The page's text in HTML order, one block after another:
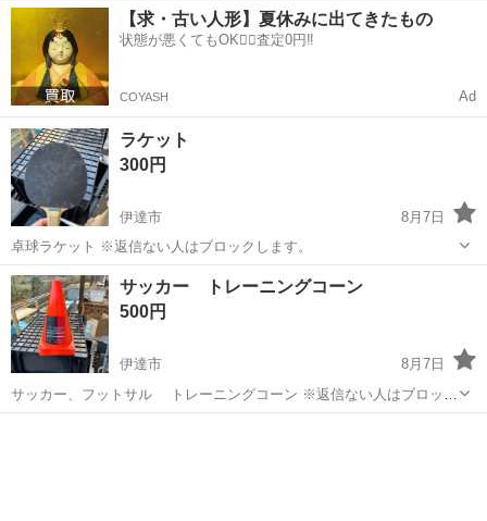
ト - 特徴: ポケット付き、光沢感のある素材 ウエ...
福島 いわき市 湯本駅 ゴルフ ブランド
【求・古い人形】夏休みに出てきたもの
状態が悪くてもOK🙆‍♀️査定0円‼️
COYASH Ad
ラケット
300円
伊達市
8月7日
卓球ラケット ※返信ない人はブロックします。
福島 伊達市 ラケット
サッカー トレーニングコーン
500円
伊達市
8月7日
サッカー、フットサル トレーニングコーン ※返信ない人はブロック
します。